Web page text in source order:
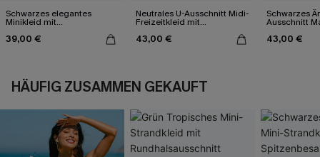
Schwarzes elegantes
Minikleid mit
Ausschnitt
39,00 €
Neutrales U-Ausschnitt Midi-
Freizeitkleid mit
43,00 €
Schwarzes
Ausschnitt
43,00 €
HÄUFIG ZUSAMMEN GEKAUFT